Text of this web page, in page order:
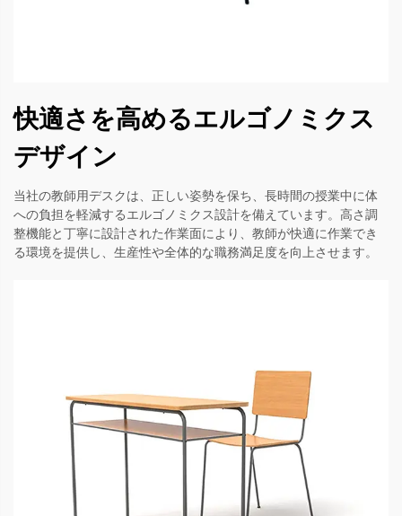
快適さを高めるエルゴノミクス
デザイン
当社の教師用デスクは、正しい姿勢を保ち、長時間の授業中に体
への負担を軽減するエルゴノミクス設計を備えています。高さ調
整機能と丁寧に設計された作業面により、教師が快適に作業でき
る環境を提供し、生産性や全体的な職務満足度を向上させます。